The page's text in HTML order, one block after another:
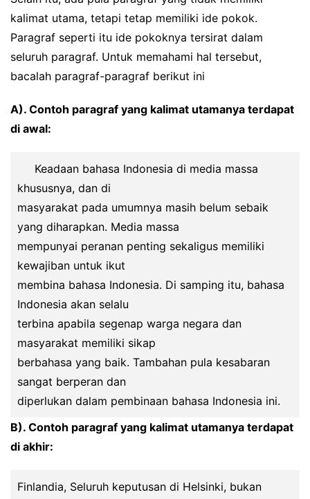
kalimat utama, tetapi tetap memiliki ide pokok.
Paragraf seperti itu ide pokoknya tersirat dalam
seluruh paragraf. Untuk memahami hal tersebut,
bacalah paragraf-paragraf berikut ini
A). Contoh paragraf yang kalimat utamanya terdapat
di awal:
Keadaan bahasa Indonesia di media massa
khususnya, dan di
masyarakat pada umumnya masih belum sebaik
yang diharapkan. Media massa
mempunyai peranan penting sekaligus memiliki
kewajiban untuk ikut
membina bahasa Indonesia. Di samping itu, bahasa
Indonesia akan selalu
terbina apabila segenap warga negara dan
masyarakat memiliki sikap
berbahasa yang baik. Tambahan pula kesabaran
sangat berperan dan
diperlukan dalam pembinaan bahasa Indonesia ini.
B). Contoh paragraf yang kalimat utamanya terdapat
di akhir:
Finlandia, Seluruh keputusan di Helsinki, bukan